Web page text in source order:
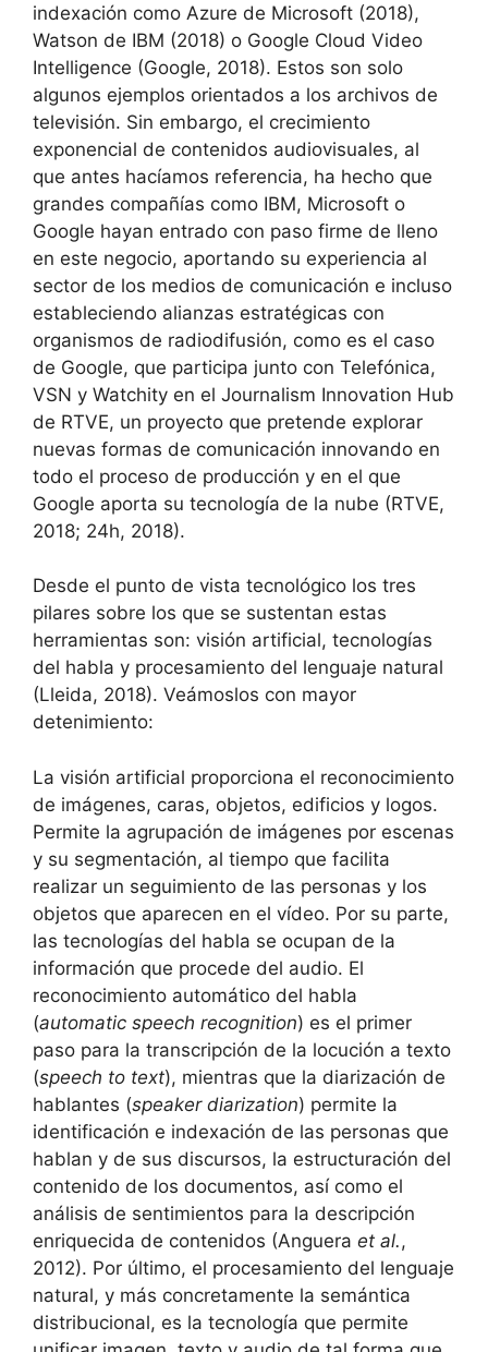
indexación como Azure de Microsoft (2018),
Watson de IBM (2018) o Google Cloud Video
Intelligence (Google, 2018). Estos son solo
algunos ejemplos orientados a los archivos de
televisión. Sin embargo, el crecimiento
exponencial de contenidos audiovisuales, al
que antes hacíamos referencia, ha hecho que
grandes compañías como IBM, Microsoft o
Google hayan entrado con paso firme de lleno
en este negocio, aportando su experiencia al
sector de los medios de comunicación e incluso
estableciendo alianzas estratégicas con
organismos de radiodifusión, como es el caso
de Google, que participa junto con Telefónica,
VSN y Watchity en el Journalism Innovation Hub
de RTVE, un proyecto que pretende explorar
nuevas formas de comunicación innovando en
todo el proceso de producción y en el que
Google aporta su tecnología de la nube (RTVE,
2018; 24h, 2018).
Desde el punto de vista tecnológico los tres
pilares sobre los que se sustentan estas
herramientas son: visión artificial, tecnologías
del habla y procesamiento del lenguaje natural
(Lleida, 2018). Veámoslos con mayor
detenimiento:
La visión artificial proporciona el reconocimiento
de imágenes, caras, objetos, edificios y logos.
Permite la agrupación de imágenes por escenas
y su segmentación, al tiempo que facilita
realizar un seguimiento de las personas y los
objetos que aparecen en el vídeo. Por su parte,
las tecnologías del habla se ocupan de la
información que procede del audio. El
reconocimiento automático del habla
(automatic speech recognition) es el primer
paso para la transcripción de la locución a texto
(speech to text), mientras que la diarización de
hablantes (speaker diarization) permite la
identificación e indexación de las personas que
hablan y de sus discursos, la estructuración del
contenido de los documentos, así como el
análisis de sentimientos para la descripción
enriquecida de contenidos (Anguera et al.,
2012). Por último, el procesamiento del lenguaje
natural, y más concretamente la semántica
distribucional, es la tecnología que permite